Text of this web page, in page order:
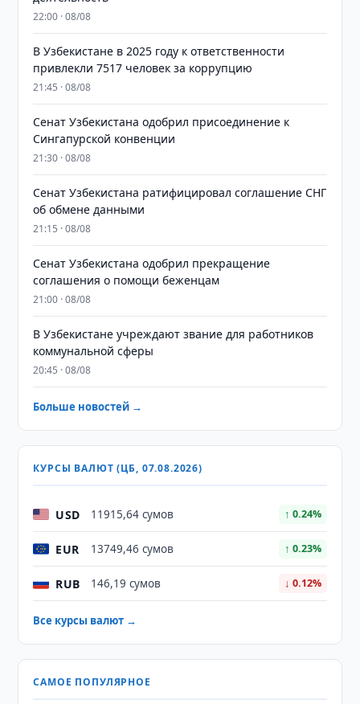
22:00 · 08/08
В Узбекистане в 2025 году к ответственности
привлекли 7517 человек за коррупцию
21:45 · 08/08
Сенат Узбекистана одобрил присоединение к
Сингапурской конвенции
21:30 · 08/08
Сенат Узбекистана ратифицировал соглашение СНГ
об обмене данными
21:15 · 08/08
Сенат Узбекистана одобрил прекращение
соглашения о помощи беженцам
21:00 · 08/08
В Узбекистане учреждают звание для работников
коммунальной сферы
20:45 · 08/08
Больше новостей →
КУРСЫ ВАЛЮТ (ЦБ, 07.08.2026)
USD 11915,64 сумов ↑ 0.24%
EUR 13749,46 сумов ↑ 0.23%
RUB 146,19 сумов ↓ 0.12%
Все курсы валют →
САМОЕ ПОПУЛЯРНОЕ